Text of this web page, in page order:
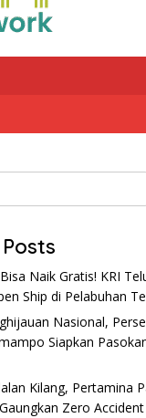
Naik Gratis! KRI
Ship di Pelabuhan
Nasional,
Siapkan
Kilang, Pertamina
Zero